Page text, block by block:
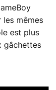
les mêmes
est plus
gâchettes